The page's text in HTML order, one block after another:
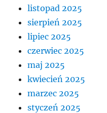
listopad 2025
sierpień 2025
lipiec 2025
czerwiec 2025
maj 2025
kwiecień 2025
marzec 2025
styczeń 2025